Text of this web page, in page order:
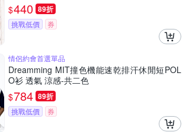
$440 89折
挑戰低價 券
情侶約會首選單品
Dreamming MIT撞色機能速乾排汗休閒短POL
O衫 透氣 涼感-共二色
$784 89折
挑戰低價 券